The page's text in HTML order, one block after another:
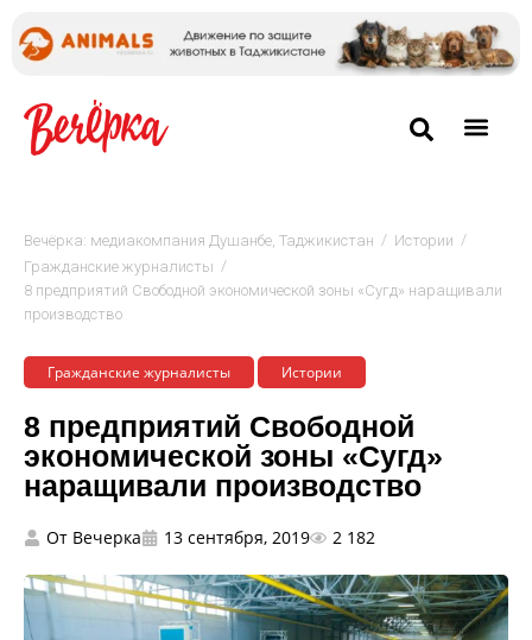
Вечёрка: медиакомпания Душанбе, Таджикистан / Истории /
Гражданские журналисты /
8 предприятий Свободной экономической зоны «Сугд» наращивали
производство
Гражданские журналисты Истории
8 предприятий Свободной
экономической зоны «Сугд»
наращивали производство
От Вечерка 13 сентября, 2019 2 182